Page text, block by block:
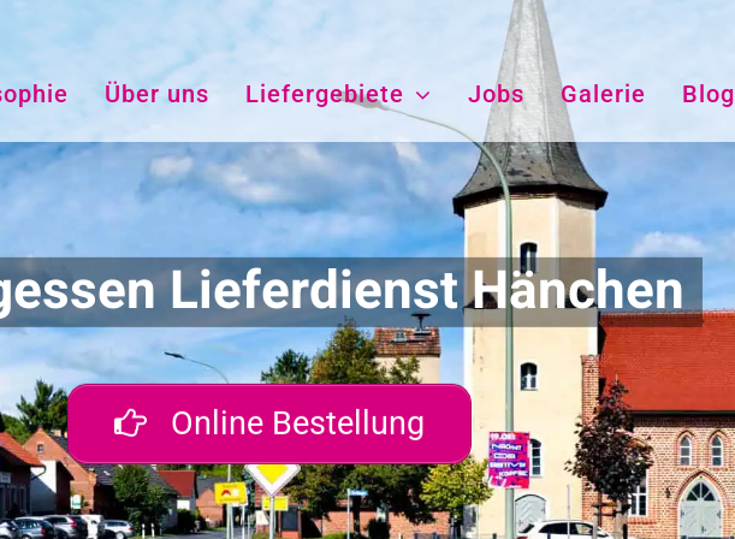
Über uns Liefergebiete Jobs Galerie Blog
Lieferdienst Hänchen
Online Bestellung